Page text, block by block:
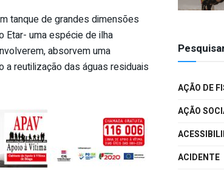
tanque de grandes dimensões
Etar- uma espécie de ilha
absorvem uma
a reutilização das águas residuais
AÇÃO DE
AÇÃO
ACIDENTE